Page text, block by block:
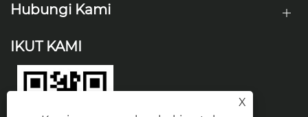
Hubungi Kami
IKUT KAMI
X